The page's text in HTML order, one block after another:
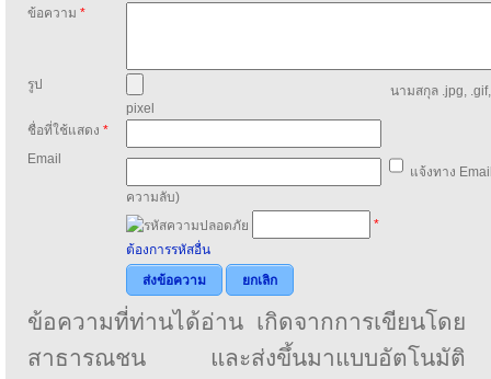
ข้อความ *
รูป
นามสกุล .jpg,
pixel
ชื่อที่ใช้แสดง *
Email
แจ้งทาง
ความลับ)
*
ต้องการรหัสอื่น
ส่งข้อความ
ยกเลิก
ข้อความที่ท่านได้อ่าน เกิดจากการเขียนโดย
สาธารณชน และส่งขึ้นมาแบบอัตโนมัติ